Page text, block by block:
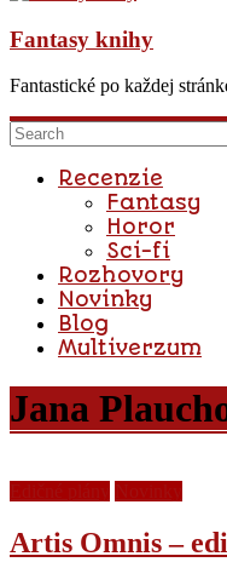
Fantasy knihy
Fantastické po každej
Recenzie
Fantasy
Horor
Sci-fi
Rozhovory
Novinky
Blog
Multiverzum
Jana
Artis Omnis –